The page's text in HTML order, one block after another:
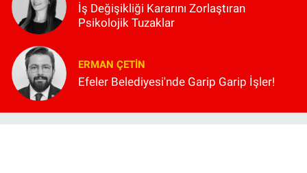
İş Değişikliği Kararını Zorlaştıran
Psikolojik Tuzaklar
ERMAN ÇETIN
Efeler Belediyesi'nde Garip Garip İşler!